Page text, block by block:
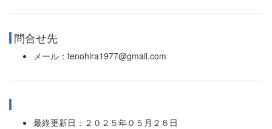
問合せ先
メール：tenohira1977@gmail.com
最終更新日：２０２５年０５月２６日